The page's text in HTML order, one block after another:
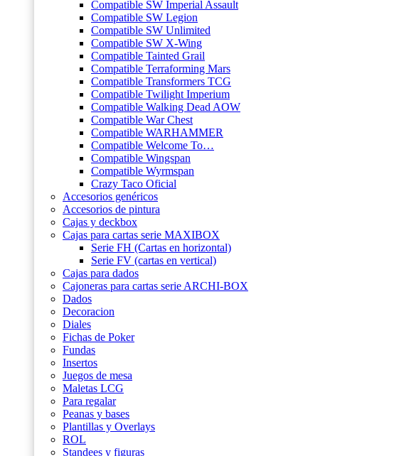
Compatible SW Imperial Assault
Compatible SW Legion
Compatible SW Unlimited
Compatible SW X-Wing
Compatible Tainted Grail
Compatible Terraforming Mars
Compatible Transformers TCG
Compatible Twilight Imperium
Compatible Walking Dead AOW
Compatible War Chest
Compatible WARHAMMER
Compatible Welcome To…
Compatible Wingspan
Compatible Wyrmspan
Crazy Taco Oficial
Accesorios genéricos
Accesorios de pintura
Cajas y deckbox
Cajas para cartas serie MAXIBOX
Serie FH (Cartas en horizontal)
Serie FV (cartas en vertical)
Cajas para dados
Cajoneras para cartas serie ARCHI-BOX
Dados
Decoracion
Diales
Fichas de Poker
Fundas
Insertos
Juegos de mesa
Maletas LCG
Para regalar
Peanas y bases
Plantillas y Overlays
ROL
Standees y figuras